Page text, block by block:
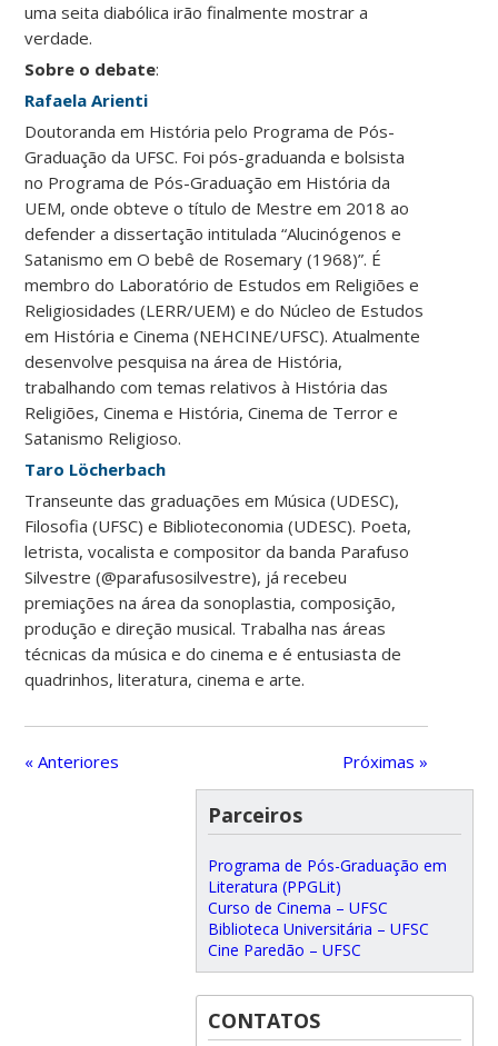
uma seita diabólica irão finalmente mostrar a
verdade.
Sobre o debate:
Rafaela Arienti
Doutoranda em História pelo Programa de Pós-
Graduação da UFSC. Foi pós-graduanda e bolsista
no Programa de Pós-Graduação em História da
UEM, onde obteve o título de Mestre em 2018 ao
defender a dissertação intitulada “Alucinógenos e
Satanismo em O bebê de Rosemary (1968)”. É
membro do Laboratório de Estudos em Religiões e
Religiosidades (LERR/UEM) e do Núcleo de Estudos
em História e Cinema (NEHCINE/UFSC). Atualmente
desenvolve pesquisa na área de História,
trabalhando com temas relativos à História das
Religiões, Cinema e História, Cinema de Terror e
Satanismo Religioso.
Taro Löcherbach
Transeunte das graduações em Música (UDESC),
Filosofia (UFSC) e Biblioteconomia (UDESC). Poeta,
letrista, vocalista e compositor da banda Parafuso
Silvestre (@parafusosilvestre), já recebeu
premiações na área da sonoplastia, composição,
produção e direção musical. Trabalha nas áreas
técnicas da música e do cinema e é entusiasta de
quadrinhos, literatura, cinema e arte.
« Anteriores Próximas »
Parceiros
Programa de Pós-Graduação em
Literatura (PPGLit)
Curso de Cinema – UFSC
Biblioteca Universitária – UFSC
Cine Paredão – UFSC
CONTATOS